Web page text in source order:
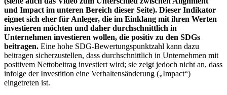
und Impact im unteren Bereich dieser Seite). Dieser Indikator
eignet sich eher für Anleger, die im Einklang mit ihren Werten
investieren möchten und daher durchschnittlich in
Unternehmen investieren wollen, die positiv zu den SDGs
beitragen. Eine hohe SDG-Bewertungspunktzahl kann dazu
beitragen sicherzustellen, dass durchschnittlich in Unternehmen mit
positivem Nettobeitrag investiert wird; sie zeigt jedoch nicht an, dass
infolge der Investition eine Verhaltensänderung („Impact“)
eingetreten ist.